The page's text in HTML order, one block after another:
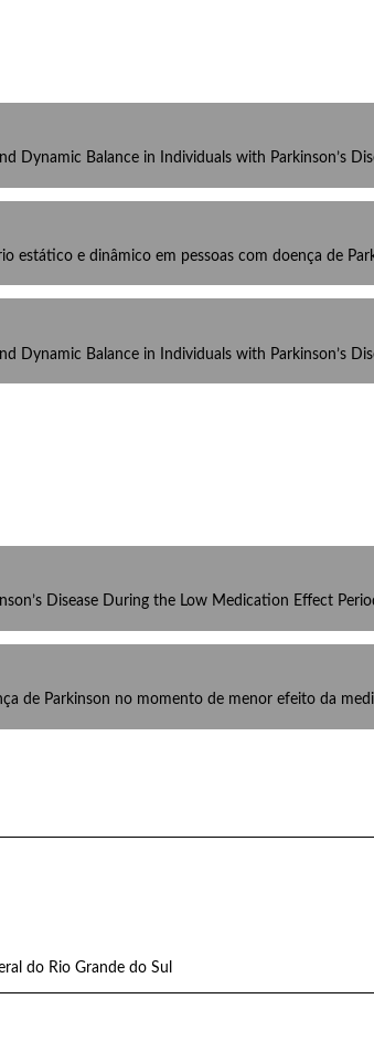
Dynamic Balance in Individuals with Parkinson’s
estático e dinâmico em pessoas com doença de
Dynamic Balance in Individuals with Parkinson’s
Disease During the Low Medication Effect
de Parkinson no momento de menor efeito da
do Rio Grande do Sul